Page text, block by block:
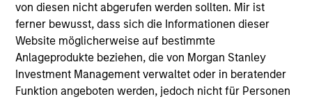
von diesen nicht abgerufen werden sollten. Mir ist
ferner bewusst, dass sich die Informationen dieser
Website möglicherweise auf bestimmte
Anlageprodukte beziehen, die von Morgan Stanley
Investment Management verwaltet oder in beratender
Funktion angeboten werden, jedoch nicht für Personen
Investmentexperten
Übersicht